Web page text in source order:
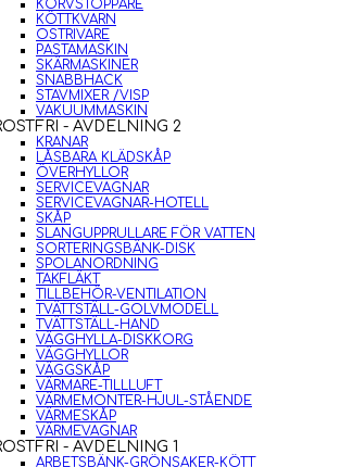
KORVSTOPPARE
KÖTTKVARN
OSTRIVARE
PASTAMASKIN
SKÄRMASKINER
SNABBHACK
STAVMIXER /VISP
VAKUUMMASKIN
- AVDELNING 2
KRANAR
LÅSBARA KLÄDSKÅP
ÖVERHYLLOR
SERVICEVAGNAR
SERVICEVAGNAR-HOTELL
SKÅP
SLANGUPPRULLARE FÖR VATTEN
SORTERINGSBÄNK-DISK
SPOLANORDNING
TAKFLÄKT
TILLBEHÖR-VENTILATION
TVÄTTSTÄLL-GOLVMODELL
TVÄTTSTÄLL-HAND
VÄGGHYLLA-DISKKORG
VÄGGHYLLOR
VÄGGSKÅP
VÄRMARE-TILLLUFT
VÄRMEMONTER-HJUL-STÅENDE
VÄRMESKÅP
VÄRMEVAGNAR
- AVDELNING 1
ARBETSBÄNK-GRÖNSAKER-KÖTT